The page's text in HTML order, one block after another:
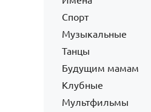
Спорт
Музыкальные
Танцы
Будущим мамам
Клубные
Мультфильмы